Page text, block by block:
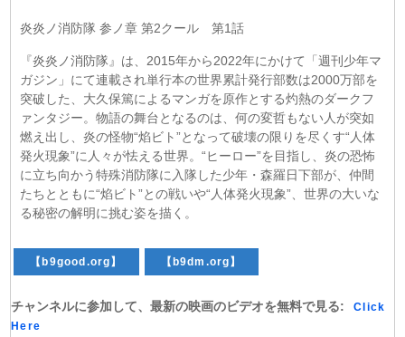
炎炎ノ消防隊 参ノ章 第2クール 第1話
『炎炎ノ消防隊』は、2015年から2022年にかけて「週刊少年マ
ガジン」にて連載され単行本の世界累計発行部数は2000万部を
突破した、大久保篤によるマンガを原作とする灼熱のダークフ
ァンタジー。物語の舞台となるのは、何の変哲もない人が突如
燃え出し、炎の怪物“焰ビト”となって破壊の限りを尽くす“人体
発火現象”に人々が怯える世界。“ヒーロー”を目指し、炎の恐怖
に立ち向かう特殊消防隊に入隊した少年・森羅日下部が、仲間
たちとともに“焰ビト”との戦いや“人体発火現象”、世界の大いな
る秘密の解明に挑む姿を描く。
【b9good.org】 【b9dm.org】
チャンネルに参加して、最新の映画のビデオを無料で見る:
Click
Here